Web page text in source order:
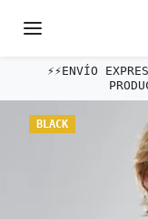
⚡️⚡️ENVÍO
Omitir e ir a la
BLACK